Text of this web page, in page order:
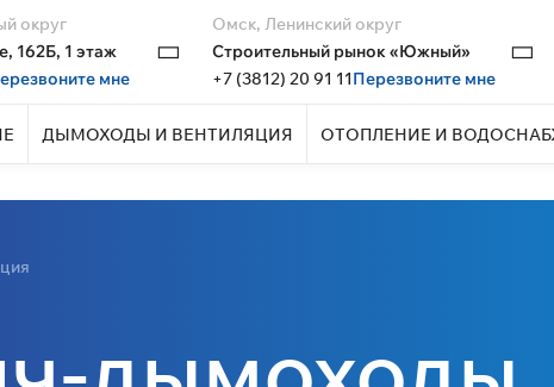
округ
162Б, 1 этаж
мне
Омск, Ленинский округ
Строительный рынок «Южный»
+7 (3812) 20 91 11Перезвоните мне
ДЫМОХОДЫ И ВЕНТИЛЯЦИЯ ОТОПЛЕНИЕ И